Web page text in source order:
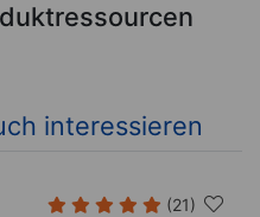
interessieren
(21)